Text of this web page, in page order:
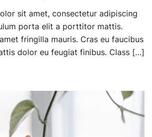
sit amet, consectetur adipiscing
porta elit a porttitor mattis.
fringilla mauris. Cras eu faucibus
dolor eu feugiat finibus. Class […]